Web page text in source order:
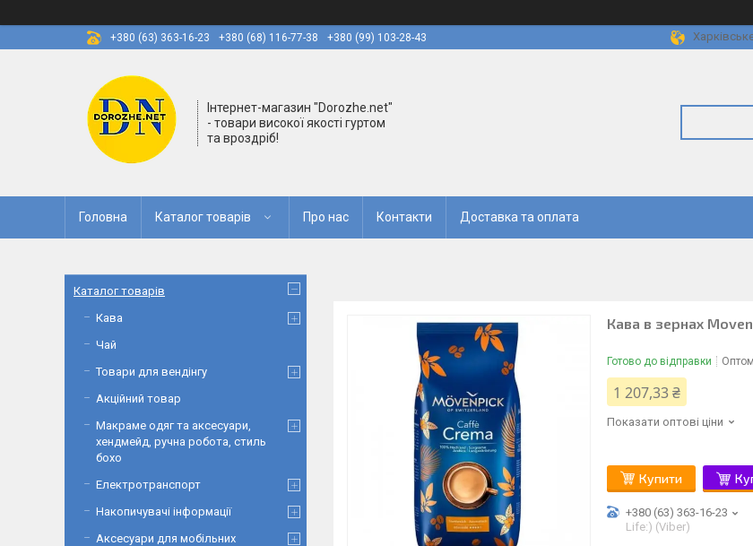
+380 (63) 363-16-23
+380 (68) 116-77-38 +380 (99) 103-28-43
Інтернет-магазин "Dorozhe.net"
- товари високої якості гуртом
та вроздріб!
Головна Каталог товарів Про нас Контакти Доставка та оплата
Кава в зернах
Готово до відправки
1 207,33 ₴
Показати оптові ціни
Купити
+380 (63) 363-16-23
Life:) (Viber)
Каталог товарів
Кава
Чай
Товари для вендінгу
Акційний товар
Макраме одяг та аксесуари,
хендмейд, ручна робота, стиль
бохо
Електротранспорт
Накопичувачі інформації
Аксесуари для мобільних